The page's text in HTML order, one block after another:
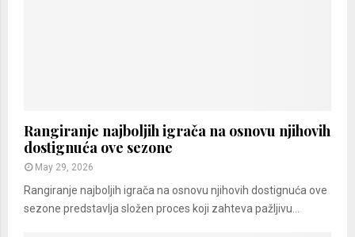
Rangiranje najboljih igrača na osnovu njihovih
dostignuća ove sezone
May 29, 2026
Rangiranje najboljih igrača na osnovu njihovih dostignuća ove
sezone predstavlja složen proces koji zahteva pažljivu...